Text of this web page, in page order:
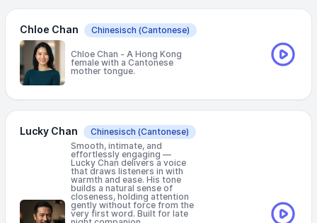
Chloe Chan Chinesisch (Cantonese)
Chloe Chan - A Hong Kong
female with a Cantonese
mother tongue.
Lucky Chan Chinesisch (Cantonese)
Smooth, intimate, and
effortlessly engaging —
Lucky Chan delivers a voice
that draws listeners in with
warmth and ease. His tone
builds a natural sense of
closeness, holding attention
gently without force from the
very first word. Built for late